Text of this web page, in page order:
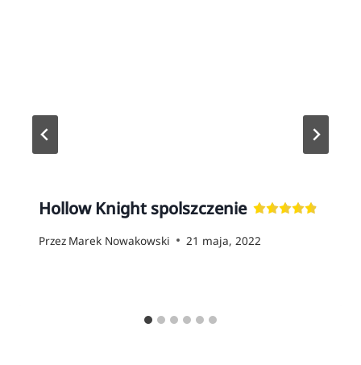
Hollow Knight spolszczenie
Przez Marek Nowakowski 21 maja, 2022